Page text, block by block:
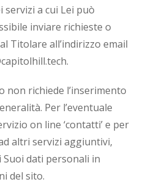
servizi a cui Lei può
inviare richieste o
Titolare all’indirizzo email
non richiede l’inserimento
Per l’eventuale
on line ‘contatti’ e per
altri servizi aggiuntivi,
dati personali in
del sito.